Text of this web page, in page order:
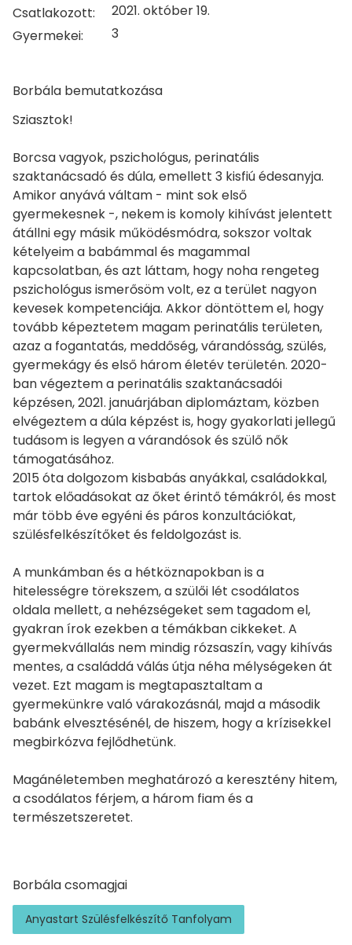
Csatlakozott:
2021. október 19.
Gyermekei:
3
Borbála bemutatkozása
Sziasztok!
Borcsa vagyok, pszichológus, perinatális
szaktanácsadó és dúla, emellett 3 kisfiú édesanyja.
Amikor anyává váltam - mint sok első
gyermekesnek -, nekem is komoly kihívást jelentett
átállni egy másik működésmódra, sokszor voltak
kételyeim a babámmal és magammal
kapcsolatban, és azt láttam, hogy noha rengeteg
pszichológus ismerősöm volt, ez a terület nagyon
kevesek kompetenciája. Akkor döntöttem el, hogy
tovább képeztetem magam perinatális területen,
azaz a fogantatás, meddőség, várandósság, szülés,
gyermekágy és első három életév területén. 2020-
ban végeztem a perinatális szaktanácsadói
képzésen, 2021. januárjában diplomáztam, közben
elvégeztem a dúla képzést is, hogy gyakorlati jellegű
tudásom is legyen a várandósok és szülő nők
támogatásához.
2015 óta dolgozom kisbabás anyákkal, családokkal,
tartok előadásokat az őket érintő témákról, és most
már több éve egyéni és páros konzultációkat,
szülésfelkészítőket és feldolgozást is.
A munkámban és a hétköznapokban is a
hitelességre törekszem, a szülői lét csodálatos
oldala mellett, a nehézségeket sem tagadom el,
gyakran írok ezekben a témákban cikkeket. A
gyermekvállalás nem mindig rózsaszín, vagy kihívás
mentes, a családdá válás útja néha mélységeken át
vezet. Ezt magam is megtapasztaltam a
gyermekünkre való várakozásnál, majd a második
babánk elvesztésénél, de hiszem, hogy a krízisekkel
megbirkózva fejlődhetünk.
Magánéletemben meghatározó a keresztény hitem,
a csodálatos férjem, a három fiam és a
természetszeretet.
Borbála csomagjai
Anyastart Szülésfelkészítő Tanfolyam